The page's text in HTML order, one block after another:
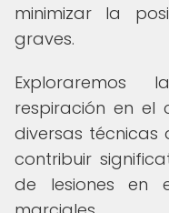
minimizar la
graves.
respiración en el
diversas técnicas
contribuir
de lesiones en